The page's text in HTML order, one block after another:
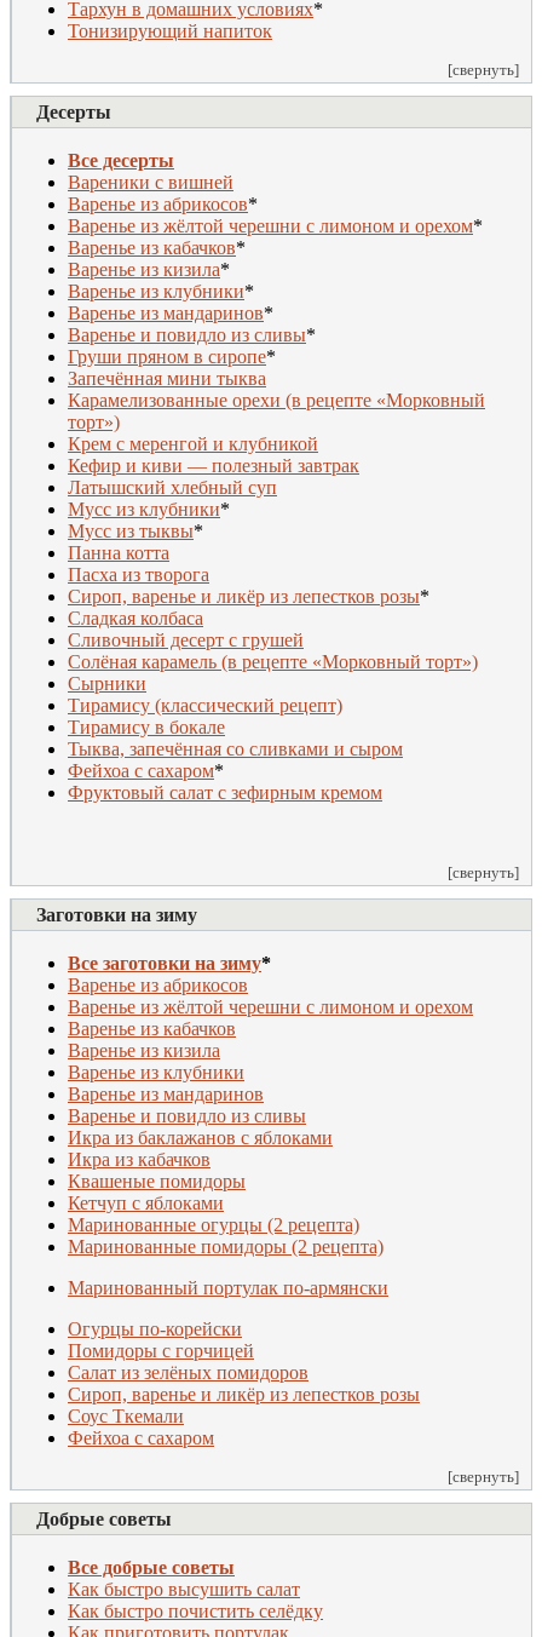
Тархун в домашних условиях*
Тонизирующий напиток
[свернуть]
Десерты
Все десерты
Вареники с вишней
Варенье из абрикосов*
Варенье из жёлтой черешни с лимоном и орехом*
Варенье из кабачков*
Варенье из кизила*
Варенье из клубники*
Варенье из мандаринов*
Варенье и повидло из сливы*
Груши пряном в сиропе*
Запечённая мини тыква
Карамелизованные орехи (в рецепте «Морковный
торт»)
Крем с меренгой и клубникой
Кефир и киви — полезный завтрак
Латышский хлебный суп
Мусс из клубники*
Мусс из тыквы*
Панна котта
Пасха из творога
Сироп, варенье и ликёр из лепестков розы*
Сладкая колбаса
Сливочный десерт с грушей
Солёная карамель (в рецепте «Морковный торт»)
Сырники
Тирамису (классический рецепт)
Тирамису в бокале
Тыква, запечённая со сливками и сыром
Фейхоа с сахаром*
Фруктовый салат с зефирным кремом
[свернуть]
Заготовки на зиму
Все заготовки на зиму*
Варенье из абрикосов
Варенье из жёлтой черешни с лимоном и орехом
Варенье из кабачков
Варенье из кизила
Варенье из клубники
Варенье из мандаринов
Варенье и повидло из сливы
Икра из баклажанов с яблоками
Икра из кабачков
Квашеные помидоры
Кетчуп с яблоками
Маринованные огурцы (2 рецепта)
Маринованные помидоры (2 рецепта)
Маринованный портулак по-армянски
Огурцы по-корейски
Помидоры с горчицей
Салат из зелёных помидоров
Сироп, варенье и ликёр из лепестков розы
Соус Ткемали
Фейхоа с сахаром
[свернуть]
Добрые советы
Все добрые советы
Как быстро высушить салат
Как быстро почистить селёдку